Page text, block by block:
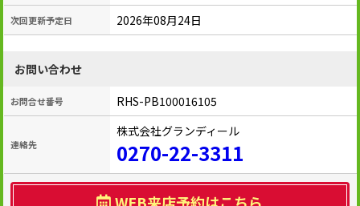
次回更新予定日 2026年08月24日
お問い合わせ
お問合せ番号 RHS-PB100016105
連絡先
株式会社グランディール
0270-22-3311